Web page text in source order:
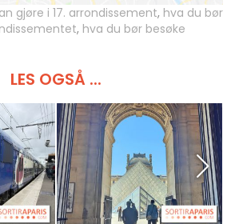
gjøre i 17. arrondissement, hva du bør
, hva du bør besøke
LES OGSÅ ...